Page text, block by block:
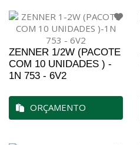
ZENNER 1/2W (PACOTE
COM 10 UNIDADES ) -
1N 753 - 6V2
ORÇAMENTO